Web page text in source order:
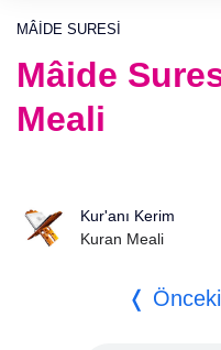
MÂIDE SURESI
Mâide
Meali
Kur'anı Kerim
Kuran Meali
❬ Önceki